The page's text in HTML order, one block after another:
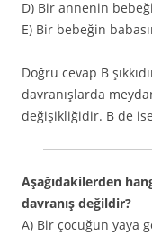
D) Bir annenin
E) Bir bebeğin
Doğru cevap B
davranışlarda
değişikliğidir. B de
Aşağıdakilerden
davranış değildir?
A) Bir çocuğun yaya